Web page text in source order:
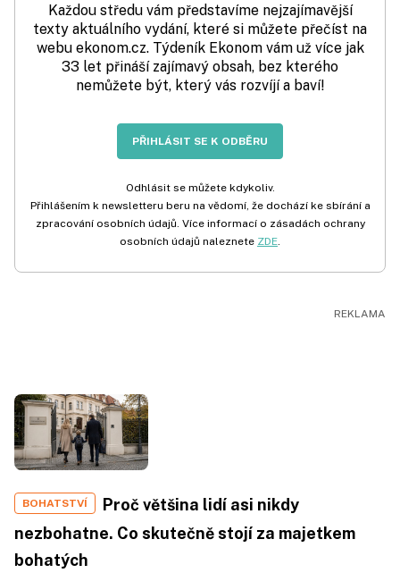
Každou středu vám představíme nejzajímavější
texty aktuálního vydání, které si můžete přečíst na
webu ekonom.cz. Týdeník Ekonom vám už více jak
33 let přináší zajímavý obsah, bez kterého
nemůžete být, který vás rozvíjí a baví!
PŘIHLÁSIT SE K ODBĚRU
Odhlásit se můžete kdykoliv.
Přihlášením k newsletteru beru na vědomí, že dochází ke sbírání a
zpracování osobních údajů. Více informací o zásadách ochrany
osobních údajů naleznete ZDE.
BOHATSTVÍ
Proč většina lidí asi nikdy
nezbohatne. Co skutečně stojí za majetkem
bohatých